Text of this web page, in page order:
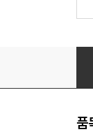
품